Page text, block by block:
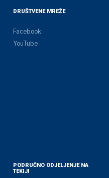
DRUŠTVENE MREŽE
Facebook
YouTube
PODRUČNO ODJELJENJE NA
TEKIJI